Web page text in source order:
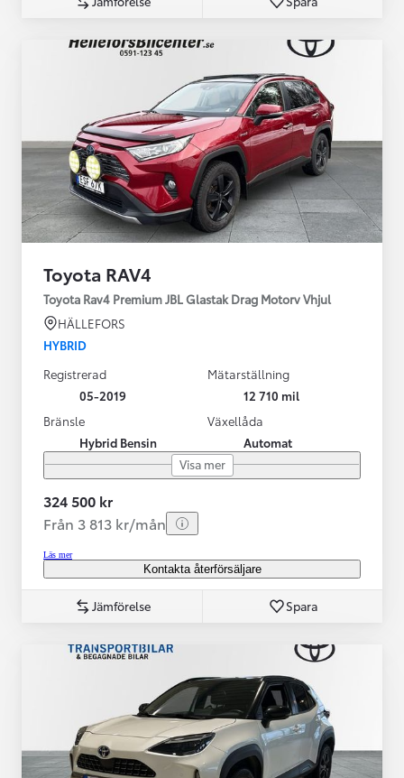
Toyota RAV4
Toyota Rav4 Premium JBL Glastak Drag Motorv Vhjul
HÄLLEFORS
HYBRID
Registrerad
05-2019
Mätarställning
12 710 mil
Bränsle
Hybrid Bensin
Växellåda
Automat
Visa mer
324 500 kr
Från 3 813 kr/mån
Läs mer
Kontakta återförsäljare
Jämförelse Spara